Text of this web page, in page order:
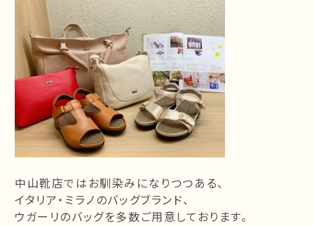
中山靴店ではお馴染みになりつつある、
イタリア・ミラノのバッグブランド、
ウガーリのバッグを多数ご用意しております。